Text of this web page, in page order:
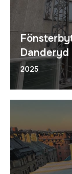
Danderyd
2025